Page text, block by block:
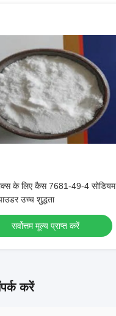
के लिए कैस 7681-49-4 सोडियम
उच्च शुद्धता
सर्वोत्तम मूल्य प्राप्त करें
करें